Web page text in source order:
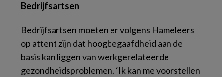
Bedrijfsartsen
Bedrijfsartsen moeten er volgens Hameleers
op attent zijn dat hoogbegaafdheid aan de
basis kan liggen van werkgerelateerde
gezondheidsproblemen. ‘Ik kan me voorstellen